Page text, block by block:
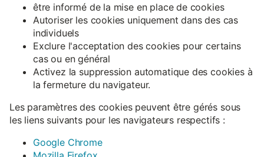
être informé de la mise en place de cookies
Autoriser les cookies uniquement dans des cas
individuels
Exclure l'acceptation des cookies pour certains
cas ou en général
Activez la suppression automatique des cookies à
la fermeture du navigateur.
Les paramètres des cookies peuvent être gérés sous
les liens suivants pour les navigateurs respectifs :
Google Chrome